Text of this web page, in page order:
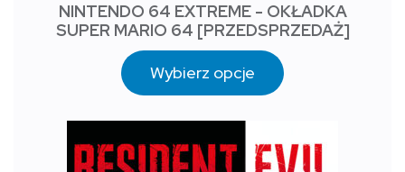
NINTENDO 64 EXTREME - OKŁADKA
SUPER MARIO 64 [PRZEDSPRZEDAŻ]
Wybierz opcje